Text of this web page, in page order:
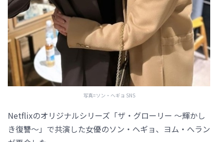
写真=ソン・ヘギョ SNS
Netflixのオリジナルシリーズ「ザ・グローリー ～輝かし
き復讐～」で共演した女優のソン・ヘギョ、ヨム・へラン